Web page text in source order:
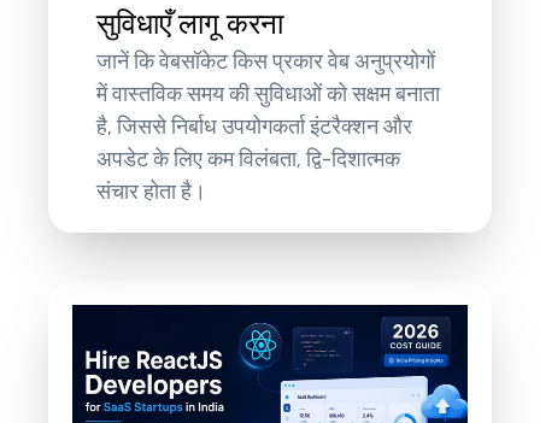
सुविधाएँ लागू करना
जानें कि वेबसॉकेट किस प्रकार वेब अनुप्रयोगों
में वास्तविक समय की सुविधाओं को सक्षम बनाता
है, जिससे निर्बाध उपयोगकर्ता इंटरैक्शन और
अपडेट के लिए कम विलंबता, द्वि-दिशात्मक
संचार होता है।